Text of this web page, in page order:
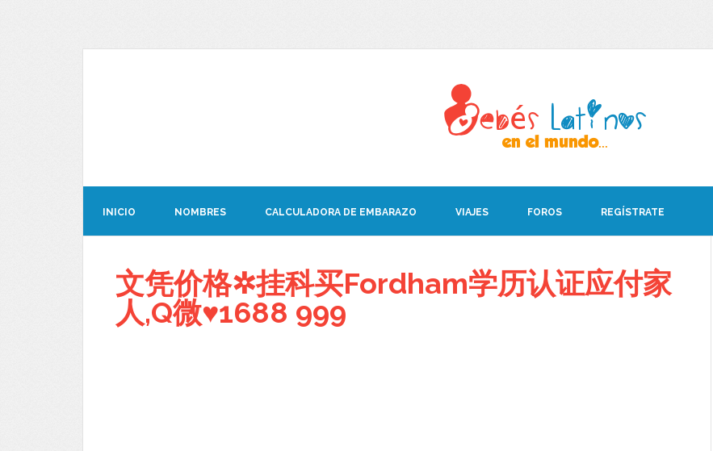
INICIO NOMBRES CALCULADORA DE EMBARAZO VIAJES FOROS REGÍSTRATE
文凭价格✲挂科买Fordham学历认证应付家
人,Q微♥1688 999